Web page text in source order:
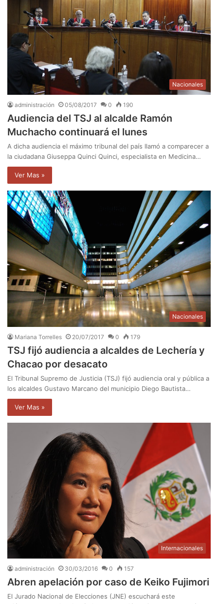
Nacionales
administración 05/08/2017 0 190
Audiencia del TSJ al alcalde Ramón
Muchacho continuará el lunes
A dicha audiencia el máximo tribunal del país llamó a comparecer a
la ciudadana Giuseppa Quinci Quinci, especialista en Medicina…
Ver Mas »
Nacionales
Mariana Torrelles 20/07/2017 0 179
TSJ fijó audiencia a alcaldes de Lechería y
Chacao por desacato
El Tribunal Supremo de Justicia (TSJ) fijó audiencia oral y pública a
los alcaldes Gustavo Marcano del municipio Diego Bautista…
Ver Mas »
Internacionales
administración 30/03/2016 0 157
Abren apelación por caso de Keiko Fujimori
El Jurado Nacional de Elecciones (JNE) escuchará este